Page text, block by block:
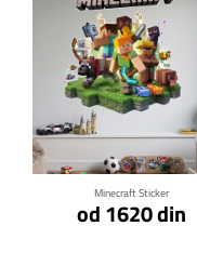
Minecraft Sticker
od 1620 din
Klikni za detalje